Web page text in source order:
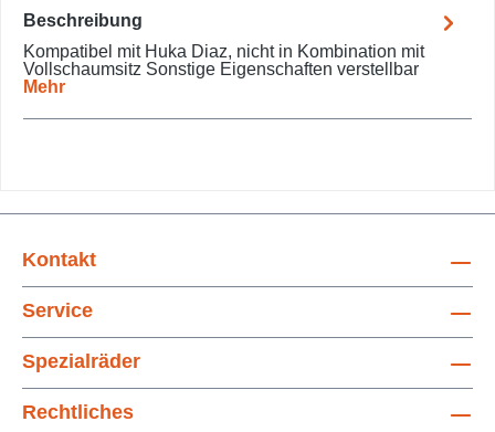
Beschreibung
Kompatibel mit Huka Diaz, nicht in Kombination mit
Vollschaumsitz Sonstige Eigenschaften verstellbar
Mehr
Kontakt
Service
Spezialräder
Rechtliches